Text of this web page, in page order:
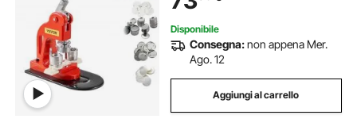
Diametro 25mm
Disponibile
Consegna:non appena Mer.
Ago. 12
Aggiungi al carrello